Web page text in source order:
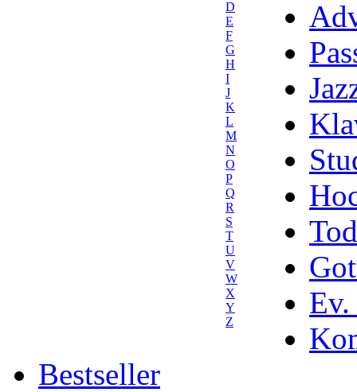
D
E
F
G
H
I
J
K
L
M
N
O
P
Q
R
S
T
U
V
W
X
Y
Z
Ev.
Bestseller